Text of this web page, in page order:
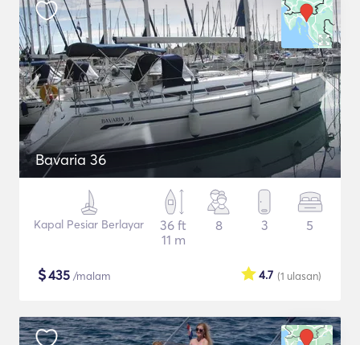
Bavaria 36
Kapal Pesiar Berlayar
36 ft
11 m
8 3 5
$435 /malam (1 ulasan)
4.7